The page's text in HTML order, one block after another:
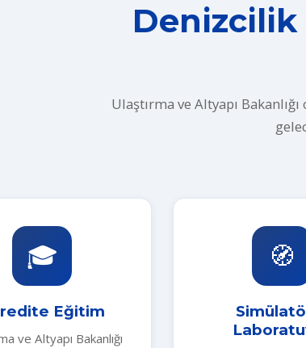
Denizcilik
Ulaştırma ve Altyapı
🎓
Eğitim
ve Altyapı Bakanlığı
🧭